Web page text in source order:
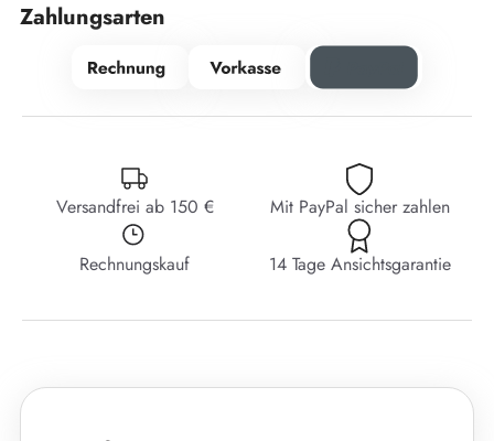
Zahlungsarten
Versandfrei ab 150 € Mit PayPal sicher zahlen
Rechnungskauf 14 Tage Ansichtsgarantie